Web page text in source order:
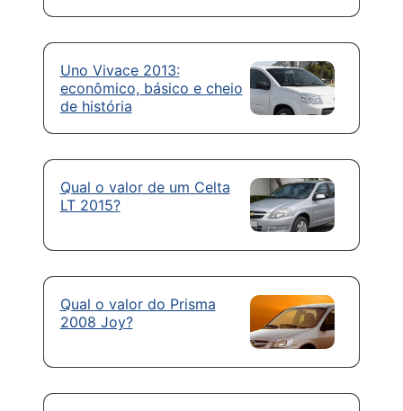
Uno Vivace 2013:
econômico, básico e cheio
de história
Qual o valor de um Celta
LT 2015?
Qual o valor do Prisma
2008 Joy?